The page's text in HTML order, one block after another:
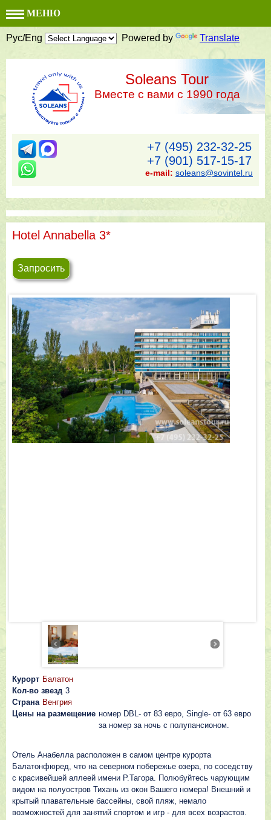
МЕНЮ
Рус/Eng Powered by Translate
Soleans Tour
Вместе с вами с 1990 года
+7 (495) 232-32-25
+7 (901) 517-15-17
e-mail: soleans@sovintel.ru
Hotel Annabella 3*
Запросить
Курорт Балатон
Кол-во звезд 3
Страна Венгрия
Цены на размещение номер DBL- от 83 евро, Single- от 63 евро
за номер за ночь с полупансионом.
Отель Анабелла расположен в самом центре курорта
Балатонфюред, что на северном побережье озера, по соседству
с красивейшей аллеей имени Р.Тагора. Полюбуйтесь чарующим
видом на полуостров Тихань из окон Вашего номера! Внешний и
крытый плавательные бассейны, свой пляж, немало
возможностей для занятий спортом и игр - для всех возрастов.